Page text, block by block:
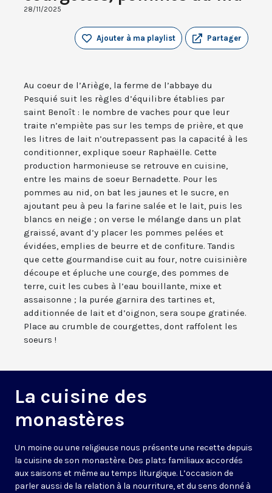
28/11/2025
Partager
Ajouter à ma playlist
Au coeur de l’Ariège, la ferme de l’abbaye du
Pesquié suit les règles d’équilibre établies par
saint Benoît : le nombre de vaches pour que leur
traite n’empiète pas sur les temps de prière, et que
les litres de lait n’outrepassent pas la capacité à les
conditionner, explique soeur Raphaëlle. Cette
production harmonieuse se retrouve en cuisine,
entre les mains de soeur Bernadette. Pour les
pommes au nid, on bat les jaunes et le sucre, en
ajoutant peu à peu la farine salée et le lait, puis les
blancs en neige ; on verse le mélange dans un plat
graissé, avant d’y placer les pommes pelées et
évidées, emplies de beurre et de confiture. Tandis
que cette gourmandise cuit au four, notre cuisinière
découpe et épluche une courge, des pommes de
terre, cuit les cubes à l’eau bouillante, mixe et
assaisonne ; la purée garnira des tartines et,
additionnée de lait et d’oignon, sera soupe gratinée.
Place au crumble de courgettes, dont raffolent les
soeurs !
La cuisine des
monastères
Un moine ou une religieuse nous présente une recette depuis
la cuisine de son monastère. Des plats familiaux accordés
aux saisons et même au temps liturgique. L’occasion de
parler aussi de la relation à la nourriture, et du sens donné à